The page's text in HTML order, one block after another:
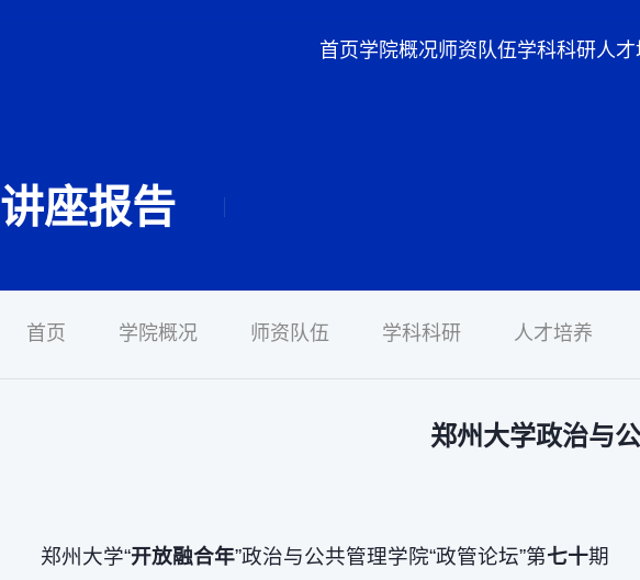
首页学院概况师资队伍学科科研人才
讲座报告
首页 学院概况 师资队伍 学科科研 人才培养
郑州大学政治与
郑州大学“开放融合年”政治与公共管理学院“政管论坛”第七十期